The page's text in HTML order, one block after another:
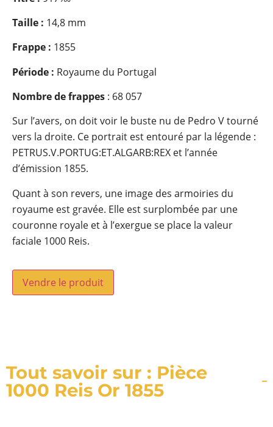
Taille : 14,8 mm
Frappe : 1855
Période : Royaume du Portugal
Nombre de frappes : 68 057
Sur l’avers, on doit voir le buste nu de Pedro V tourné
vers la droite. Ce portrait est entouré par la légende :
PETRUS.V.PORTUG:ET.ALGARB:REX et l’année
d’émission 1855.
Quant à son revers, une image des armoiries du
royaume est gravée. Elle est surplombée par une
couronne royale et à l’exergue se place la valeur
faciale 1000 Reis.
Vendre le produit
Tout savoir sur : Pièce
1000 Reis Or 1855